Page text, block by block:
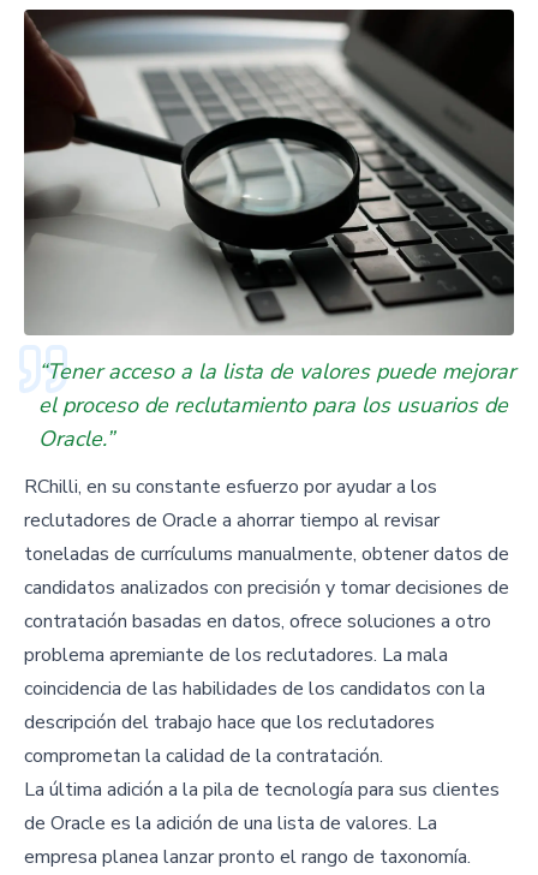
“Tener acceso a la lista de valores puede mejorar
el proceso de reclutamiento para los usuarios de
Oracle.”
RChilli, en su constante esfuerzo por ayudar a los
reclutadores de Oracle a ahorrar tiempo al revisar
toneladas de currículums manualmente, obtener datos de
candidatos analizados con precisión y tomar decisiones de
contratación basadas en datos, ofrece soluciones a otro
problema apremiante de los reclutadores. La mala
coincidencia de las habilidades de los candidatos con la
descripción del trabajo hace que los reclutadores
comprometan la calidad de la contratación.
La última adición a la pila de tecnología para sus clientes
de Oracle es la adición de una lista de valores. La
empresa planea lanzar pronto el rango de taxonomía.